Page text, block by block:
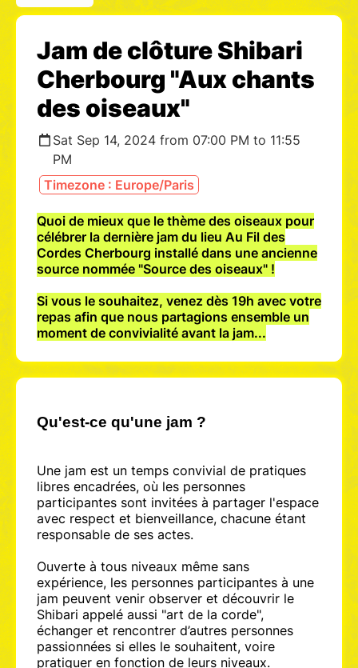
Jam de clôture Shibari
Cherbourg "Aux chants
des oiseaux"
Sat Sep 14, 2024 from 07:00 PM to 11:55
PM
Timezone : Europe/Paris
Quoi de mieux que le thème des oiseaux pour
célébrer la dernière jam du lieu Au Fil des
Cordes Cherbourg installé dans une ancienne
source nommée "Source des oiseaux" !
Si vous le souhaitez, venez dès 19h avec votre
repas afin que nous partagions ensemble un
moment de convivialité avant la jam...
Qu'est-ce qu'une jam ?
Une jam est un temps convivial de pratiques
libres encadrées, où les personnes
participantes sont invitées à partager l'espace
avec respect et bienveillance, chacune étant
responsable de ses actes.
Ouverte à tous niveaux même sans
expérience, les personnes participantes à une
jam peuvent venir observer et découvrir le
Shibari appelé aussi "art de la corde",
échanger et rencontrer d’autres personnes
passionnées si elles le souhaitent, voire
pratiquer en fonction de leurs niveaux.